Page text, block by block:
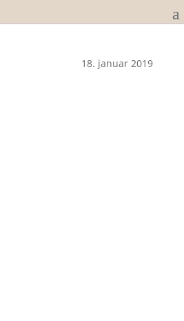
18. januar 2019